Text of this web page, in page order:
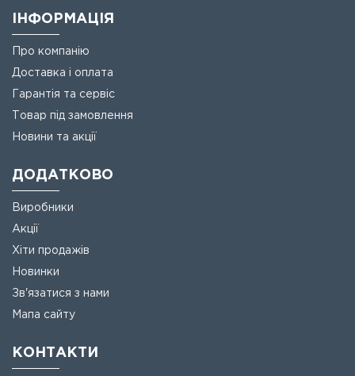
ІНФОРМАЦІЯ
Про компанію
Доставка і оплата
Гарантія та сервіс
Товар під замовлення
Новини та акції
ДОДАТКОВО
Виробники
Акції
Хіти продажів
Новинки
Зв'язатися з нами
Мапа сайту
КОНТАКТИ